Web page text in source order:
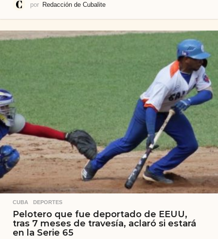
por Redacción de Cubalite
CUBA ,DEPORTES
Pelotero que fue deportado de EEUU,
tras 7 meses de travesía, aclaró si estará
en la Serie 65